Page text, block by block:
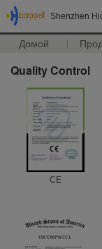
Shenzhen
Домой
Quality Control
CE